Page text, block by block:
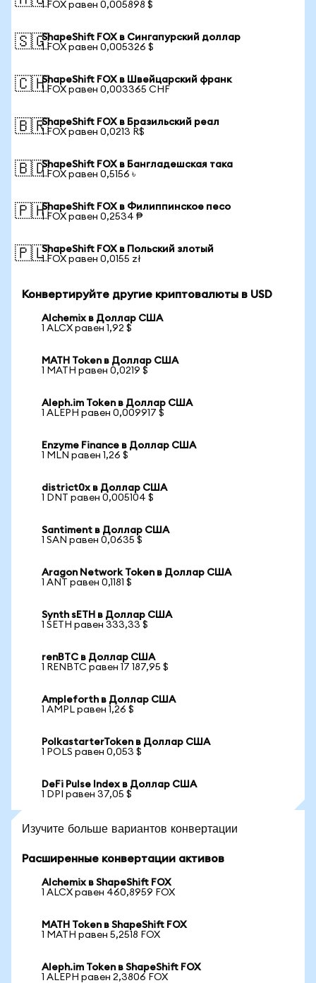
1 FOX равен 0,005898 $
🇸🇬ShapeShift FOX в Сингапурский доллар
1 FOX равен 0,005326 $
🇨🇭ShapeShift FOX в Швейцарский франк
1 FOX равен 0,003365 CHF
🇧🇷ShapeShift FOX в Бразильский реал
1 FOX равен 0,0213 R$
🇧🇩ShapeShift FOX в Бангладешская така
1 FOX равен 0,5156 ৳
🇵🇭ShapeShift FOX в Филиппинское песо
1 FOX равен 0,2534 ₱
🇵🇱ShapeShift FOX в Польский злотый
1 FOX равен 0,0155 zł
Конвертируйте другие криптовалюты в USD
Alchemix в Доллар США
1 ALCX равен 1,92 $
MATH Token в Доллар США
1 MATH равен 0,0219 $
Aleph.im Token в Доллар США
1 ALEPH равен 0,009917 $
Enzyme Finance в Доллар США
1 MLN равен 1,26 $
district0x в Доллар США
1 DNT равен 0,005104 $
Santiment в Доллар США
1 SAN равен 0,0635 $
Aragon Network Token в Доллар США
1 ANT равен 0,1181 $
Synth sETH в Доллар США
1 SETH равен 333,33 $
renBTC в Доллар США
1 RENBTC равен 17 187,95 $
Ampleforth в Доллар США
1 AMPL равен 1,26 $
PolkastarterToken в Доллар США
1 POLS равен 0,053 $
DeFi Pulse Index в Доллар США
1 DPI равен 37,05 $
Изучите больше вариантов конвертации
Расширенные конвертации активов
Alchemix в ShapeShift FOX
1 ALCX равен 460,8959 FOX
MATH Token в ShapeShift FOX
1 MATH равен 5,2518 FOX
Aleph.im Token в ShapeShift FOX
1 ALEPH равен 2,3806 FOX